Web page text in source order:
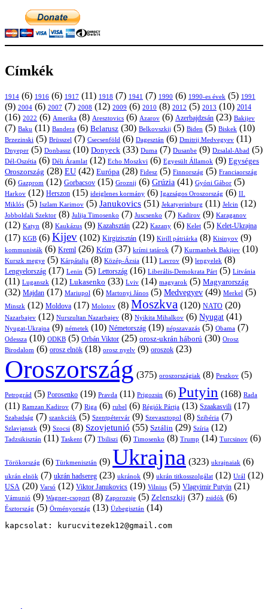
Címkék
1914 (6) 1916 (6) 1917 (11) 1918 (7) 1941 (7) 1990 (6) 1990-es évek (5) 1991
(9) 2004 (6) 2007 (7) 2008 (12) 2009 (6) 2010 (8) 2012 (5) 2013 (10) 2014
(16) 2022 (6) Amerika (8) Aresztovics (6) Azarov (6) Azerbajdzsán (23) Bakijev
(7) Baku (11) Bandera (6) Belarusz (30) Belkovszkij (5) Biden (5) Biskek (10)
Brzezinski (5) Brüsszel (7) Csecsenföld (6) Dagesztán (6) Dmitrij Medvegyev (11)
Dnyeper (5) Donbassz (10) Donyeck (33) Duma (7) Dusanbe (9) Dzsalal-Abad (5)
Dél-Oszétia (6) Déli Áramlat (12) Echo Moszkvi (6) Egyesült Államok (9) Egységes
Oroszország (28) EU (42) Európa (28) Fidesz (5) Finnország (5) Franciaország
(6) Gazprom (12) Gorbacsov (15) Groznij (6) Grúzia (41) Gyóni Gábor (5)
Harkov (12) Herszon (15) ideiglenes kormány (6) Igazságos Oroszország (6) II.
Miklós (5) Iszlam Karimov (5) Janukovics (51) Jekatyerinburg (11) Jelcin (12)
Jobboldali Szektor (8) Julija Timosenko (7) Juscsenko (7) Kadirov (9) Karaganov
(12) Katyn (8) Kaukázus (9) Kazahsztán (22) Kazany (6) Kelet (5) Kelet-Ukrajna
(17) KGB (6) Kijev (102) Kirgizisztán (19) Kirill pátriárka (8) Kisinyov (9)
kommunisták (6) Kreml (26) Krím (37) krími tatárok (7) Kurmanbek Bakijev (10)
Kurszk megye (5) Kárpátalja (8) Közép-Ázsia (11) Lavrov (9) lengyelek (8)
Lengyelország (17) Lenin (5) Lettország (16) Liberális-Demokrata Párt (5) Litvánia
(11) Luganszk (12) Lukasenko (33) Lviv (14) magyarok (5) Magyarország
(32) Majdan (17) Mariupol (6) Martonyi János (5) Medvegyev (49) Merkel (5)
Minszk (12) Moldova (17) Molotov (8) Moszkva (120) NATO (20)
Nazarbajev (12) Nurszultan Nazarbajev (8) Nyikita Mihalkov (6) Nyugat (41)
Nyugat-Ukrajna (9) németek (10) Németország (19) népszavazás (5) Obama (7)
Odessza (10) ODKB (5) Orbán Viktor (25) orosz-ukrán háború (30) Orosz
Birodalom (6) orosz elnök (18) orosz nyelv (9) oroszok (23)
Oroszország (375) oroszországiak (8) Peszkov (5)
Petrográd (5) Porosenko (19) Pravda (11) Prigozsin (6) Putyin (168) Rada
(11) Ramzan Kadirov (7) Riga (6) rubel (6) Régiók Pártja (13) Szaakasvili (17)
Szabadság (7) szankciók (5) Szentpétervár (9) Szevasztopol (8) Szibéria (7)
Szlavjanszk (9) Szocsi (8) Szovjetunió (55) Sztálin (29) Szíria (12)
Tadzsikisztán (11) Taskent (7) Tbiliszi (6) Timosenko (8) Trump (14) Turcsinov (6)
Törökország (6) Türkmenisztán (9) Ukrajna (323) ukrajnaiak (6)
ukrán elnök (7) ukrán hadsereg (23) ukránok (9) ukrán titkosszolgálat (12) Urál (12)
USA (20) Varsó (12) Viktor Janukovics (19) Vilnius (5) Vlagyimir Putyin (21)
Vámunió (9) Wagner-csoport (8) Zaporozsje (5) Zelenszkij (37) zsidók (6)
Észtország (5) Örményország (13) Üzbegisztán (14)
kapcsolat: kurucvitezek12@gmail.com